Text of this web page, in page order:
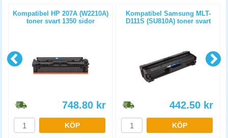
Kompatibel HP 207A (W2210A)
toner svart 1350 sidor
748.80 kr
KÖP
Kompatibel Samsung MLT-
D111S (SU810A) toner svart
442.50 kr
KÖP